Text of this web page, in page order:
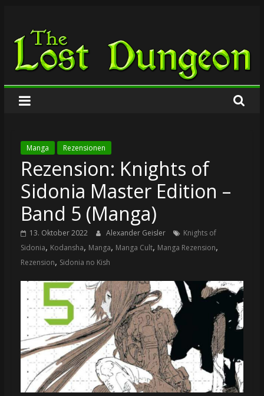
springen
The
Lost
Dungeon
Manga Rezensionen
Rezension: Knights of
Sidonia Master Edition –
Band 5 (Manga)
13. Oktober 2022 Alexander Geisler
Knights of
Sidonia, Kodansha, Manga, Manga Cult, Manga Rezension,
Rezension, Sidonia no Kish